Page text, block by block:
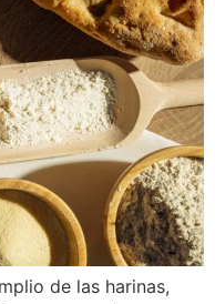
de las harinas,